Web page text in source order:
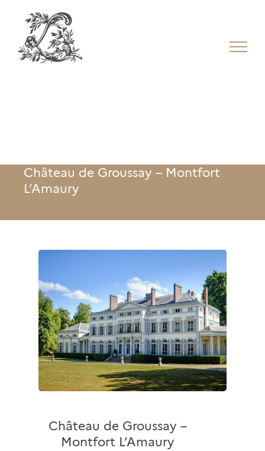
Château de Groussay – Montfort
L’Amaury
Château de Groussay –
Montfort L’Amaury